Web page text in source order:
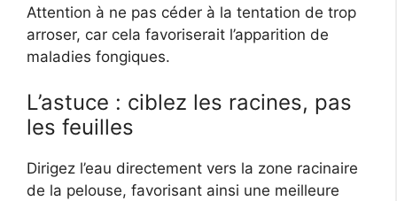
Attention à ne pas céder à la tentation de trop
arroser, car cela favoriserait l’apparition de
maladies fongiques.
L’astuce : ciblez les racines, pas
les feuilles
Dirigez l’eau directement vers la zone racinaire
de la pelouse, favorisant ainsi une meilleure